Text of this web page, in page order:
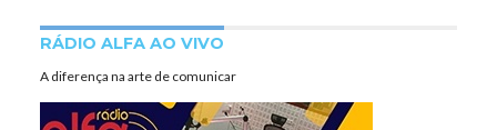
RÁDIO ALFA AO VIVO
A diferença na arte de comunicar